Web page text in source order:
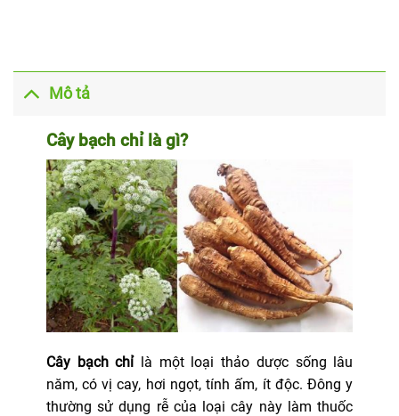
Mô tả
Cây bạch chỉ là gì?
Cây bạch chỉlà một loại thảo dược sống lâu
năm, có vị cay, hơi ngọt, tính ấm, ít độc. Đông y
thường sử dụng rễ của loại cây này làm thuốc